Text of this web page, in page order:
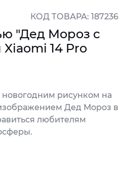
КОД ТОВАРА: 187236
"Дед Мороз с
14 Pro
рисунком на
Дед Мороз в
любителям